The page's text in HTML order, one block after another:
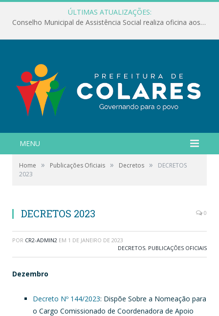
ÚLTIMAS ATUALIZAÇÕES:
Conselho Municipal de Assistência Social realiza oficina aos servidores
MENU
Home » Publicações Oficiais » Decretos »
DECRETOS
2023
DECRETOS 2023 0
POR CR2-ADMIN2 EM 1 DE JANEIRO DE 2023
DECRETOS, PUBLICAÇÕES OFICIAIS
Dezembro
Decreto Nº 144/2023: Dispõe Sobre a Nomeação para
o Cargo Comissionado de Coordenadora de Apoio